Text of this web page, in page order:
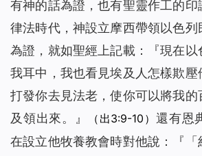
有神的話為證，也有聖靈作工的印
律法時代，神設立摩西帶領以色
為證，就如聖經上記載：『現在以
我耳中，我也看見埃及人怎樣欺
打發你去見法老，使你可以將我的
及領出來。』
（出3:9-10）還有恩
在設立他牧養教會時對他說：『「